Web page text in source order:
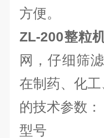
方便。
ZL-200整粒
网，仔细筛
在制药、化
的技术参数：
型